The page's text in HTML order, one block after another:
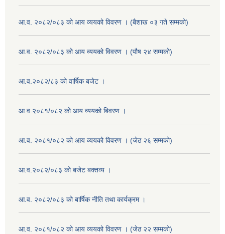
आ.व. २०८२/०८३ को आय व्ययको विवरण । (बैशाख ०३ गते सम्मको)
आ.व. २०८२/०८३ को आय व्ययको विवरण । (पौष २४ सम्मको)
आ.व.२०८२/८३ को वार्षिक बजेट ।
आ.व.२०८१/०८२ को आय व्ययको बिवरण ।
आ.व. २०८१/०८२ को आय व्ययको विवरण । (जेठ २६ सम्मको)
आ.व.२०८२/०८३ को बजेट बक्तव्य ।
आ.व. २०८२/०८३ को बार्षिक नीति तथा कार्यक्रम ।
आ.व. २०८१/०८२ को आय व्ययको विवरण । (जेठ २२ सम्मको)